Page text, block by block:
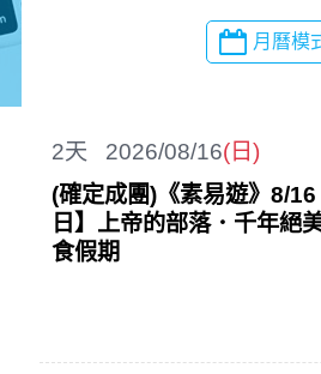
月曆模
2026/08/16(日)
2天
(確定成團)《素易遊》8/
日】上帝的部落．千年絕
食假期